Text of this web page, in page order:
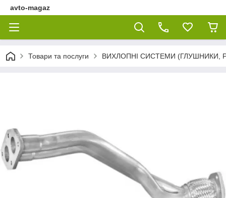
avto-magaz
Товари та послуги ВИХЛОПНІ СИСТЕМИ (ГЛУШНИКИ,